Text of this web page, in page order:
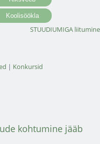
STUUDIUMIGA liitumine
| Konkursid
kohtumine jääb